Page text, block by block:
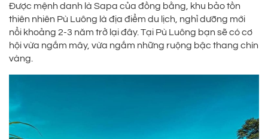
Được mệnh danh là Sapa của đồng bằng, khu bảo tồn
thiên nhiên Pù Luông là địa điểm du lịch, nghỉ dưỡng mới
nổi khoảng 2-3 năm trở lại đây. Tại Pù Luông bạn sẽ có cơ
hội vừa ngắm mây, vừa ngắm những ruộng bậc thang chín
vàng.